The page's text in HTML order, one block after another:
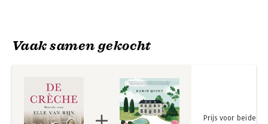
Vaak samen gekocht
Prijs voor beide